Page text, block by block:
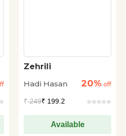
Zehrili
Hadi Hasan
20% off
₹249₹ 199.2
Available